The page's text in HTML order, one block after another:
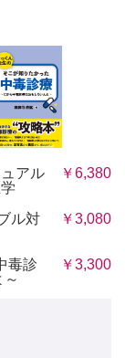
アル
￥6,380
ル対
￥3,080
毒診
￥3,300